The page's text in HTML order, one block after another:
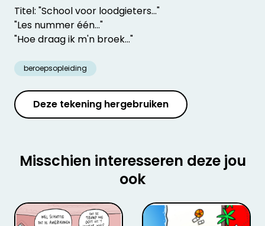
Titel: "School voor loodgieters..."
"Les nummer één..."
"Hoe draag ik m'n broek..."
beroepsopleiding
Deze tekening hergebruiken
Misschien interesseren deze jou
ook